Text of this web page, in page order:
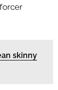
skinny